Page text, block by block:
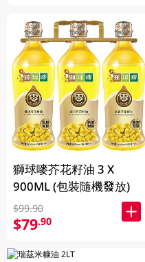
獅球嘜芥花籽油 3 X
900ML (包裝隨機發放)
$99.90
$79.90